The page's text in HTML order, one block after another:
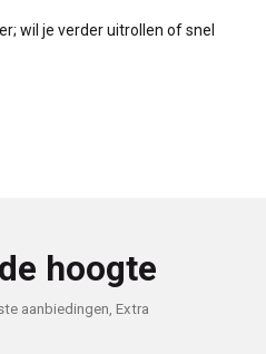
wil je verder uitrollen of snel
hoogte
aanbiedingen, Extra